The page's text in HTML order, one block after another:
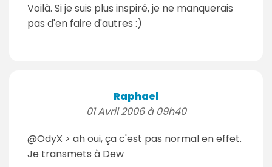
Voilà. Si je suis plus inspiré, je ne manquerais
pas d'en faire d'autres :)
Raphael
01 Avril 2006 à 09h40
@OdyX > ah oui, ça c'est pas normal en effet.
Je transmets à Dew